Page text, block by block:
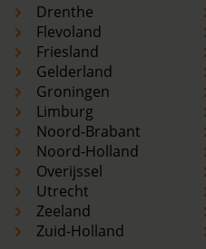
Drenthe
Flevoland
Friesland
Gelderland
Groningen
Limburg
Noord-Brabant
Noord-Holland
Overijssel
Utrecht
Zeeland
Zuid-Holland